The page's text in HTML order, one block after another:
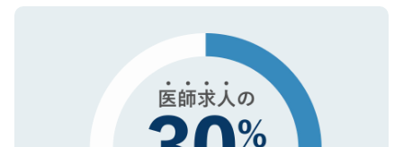
で、機密保持に関してもご安心ください。
ので、まずはご登録ください。